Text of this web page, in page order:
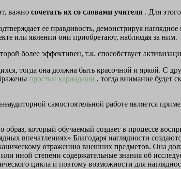
важно сочетать их со словами учителя . Для
ее правдивость, демонстрируя наглядное
или явлении они приобретают, наблюдая за ним.
более эффективен, т.к. способствует
тогда она должна быть красочной и яркой. С
простые карандаши , тогда внимание будет
самостоятельной работе является
образ, который обучаемый создает в процессе
впечатлениях» Благодаря наглядности
отражению внешних предметов. Она
иной степени содержательные знания об
цикла и поэтому возможности для